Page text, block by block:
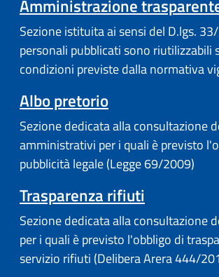
Amministrazione
Sezione istituita ai sensi del D.lgs.
personali pubblicati sono riutilizzabili
condizioni previste dalla normativa
Albo pretorio
Sezione dedicata alla consultazione
amministrativi per i quali è previsto
pubblicità legale (Legge 69/2009)
Trasparenza rifiuti
Sezione dedicata alla consultazione
per i quali è previsto l'obbligo di
servizio rifiuti (Delibera Arera 444/